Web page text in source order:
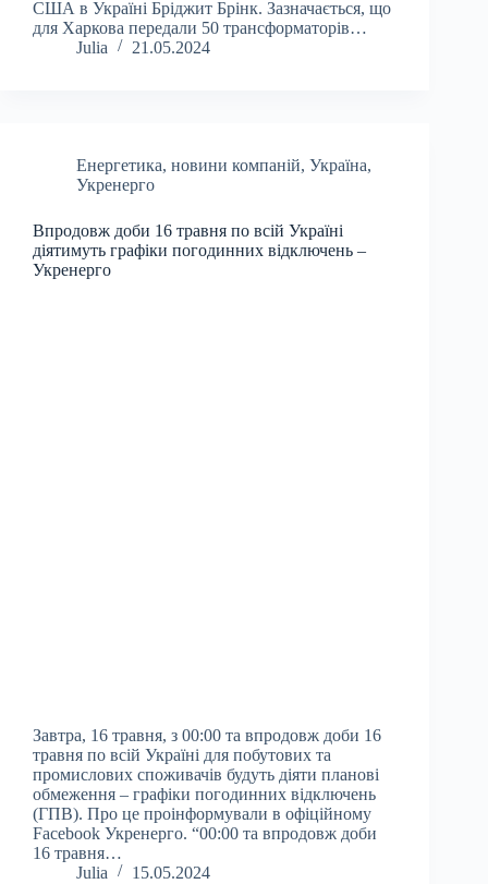
США в Україні Бріджит Брінк. Зазначається, що
для Харкова передали 50 трансформаторів…
Julia
21.05.2024
Енергетика, новини компаній, Україна,
Укренерго
Впродовж доби 16 травня по всій Україні
діятимуть графіки погодинних відключень –
Укренерго
Завтра, 16 травня, з 00:00 та впродовж доби 16
травня по всій Україні для побутових та
промислових споживачів будуть діяти планові
обмеження – графіки погодинних відключень
(ГПВ). Про це проінформували в офіційному
Facebook Укренерго. “00:00 та впродовж доби
16 травня…
Julia
15.05.2024